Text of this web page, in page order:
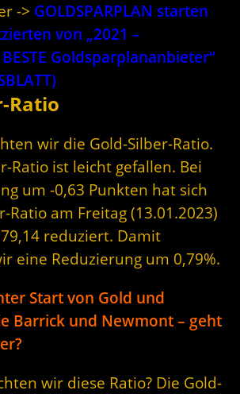
-> GOLDSPARPLAN starten
von „2021 –
Goldsparplananbieter“
Ratio
wir die Gold-Silber-Ratio.
Ratio ist leicht gefallen. Bei
um -0,63 Punkten hat sich
Ratio am Freitag (13.01.2023)
reduziert. Damit
eine Reduzierung um 0,79%.
Start von Gold und
Barrick und Newmont – geht
wir diese Ratio? Die Gold-